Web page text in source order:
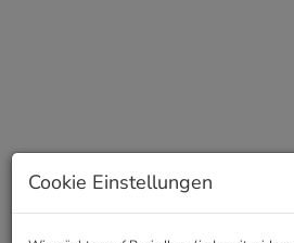
Cookie Einstellungen